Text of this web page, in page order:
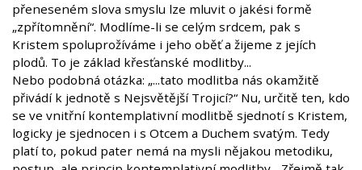
přeneseném slova smyslu lze mluvit o jakési formě
„zpřítomnění“. Modlíme-li se celým srdcem, pak s
Kristem spoluprožíváme i jeho oběť a žijeme z jejích
plodů. To je základ křesťanské modlitby...
Nebo podobná otázka: „...tato modlitba nás okamžitě
přivádí k jednotě s Nejsvětější Trojicí?“ Nu, určitě ten, kdo
se ve vnitřní kontemplativní modlitbě sjednotí s Kristem,
logicky je sjednocen i s Otcem a Duchem svatým. Tedy
platí to, pokud pater nemá na mysli nějakou metodiku,